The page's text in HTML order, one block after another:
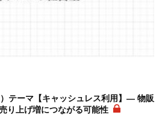
テーマ【キャッシュレス利用】― 物販
り上げ増につながる可能性